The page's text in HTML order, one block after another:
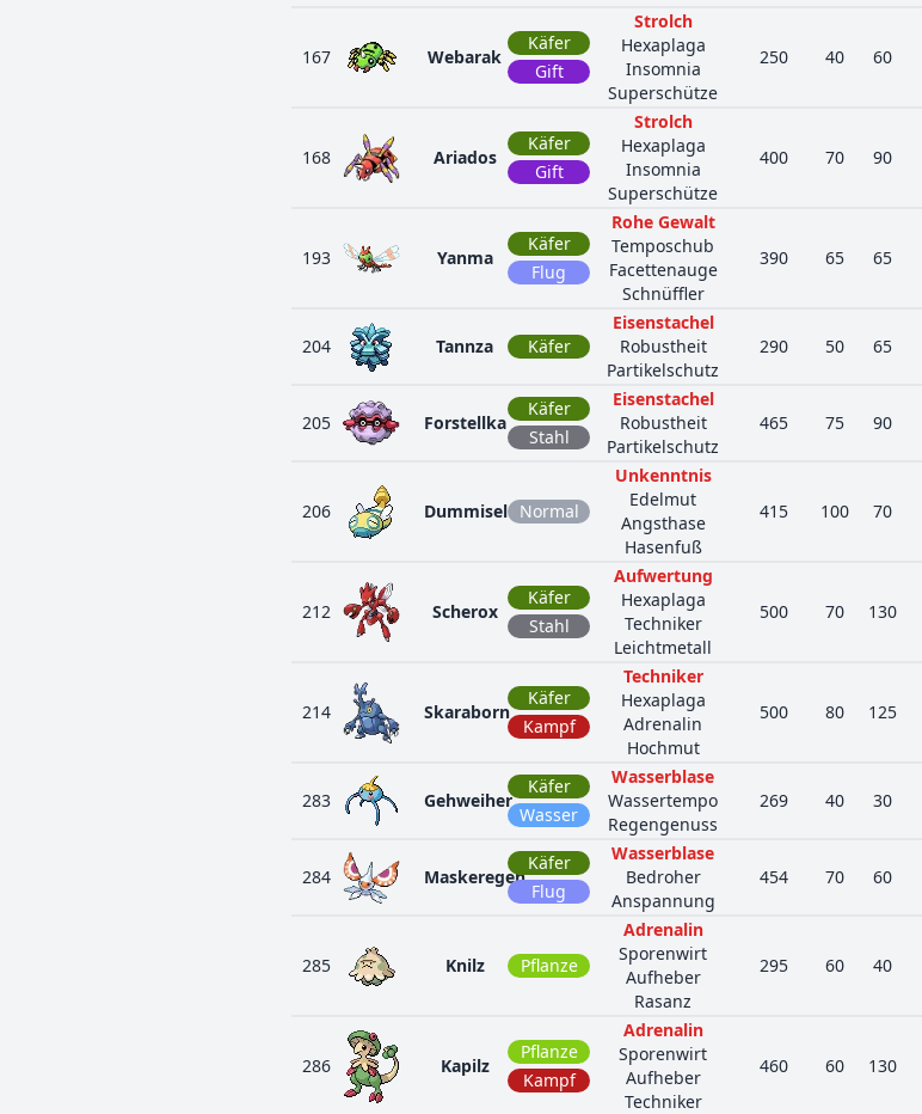
167 Webarak
Käfer
Gift
Strolch
Hexaplaga
Insomnia
Superschütze
250 40 60
168 Ariados
Käfer
Gift
Strolch
Hexaplaga
Insomnia
Superschütze
400 70 90
193 Yanma
Käfer
Flug
Rohe Gewalt
Temposchub
Facettenauge
Schnüffler
390 65 65
204 Tannza Käfer
Eisenstachel
Robustheit
Partikelschutz
290 50 65
205 Forstellka
Käfer
Stahl
Eisenstachel
Robustheit
Partikelschutz
465 75 90
206 Dummisel Normal
Unkenntnis
Edelmut
Angsthase
Hasenfuß
415 100 70
212 Scherox
Käfer
Stahl
Aufwertung
Hexaplaga
Techniker
Leichtmetall
500 70 130
214 Skaraborn
Käfer
Kampf
Techniker
Hexaplaga
Adrenalin
Hochmut
500 80 125
283 Gehweiher
Käfer
Wasser
Wasserblase
Wassertempo
Regengenuss
269 40 30
284 Maskeregen
Käfer
Flug
Wasserblase
Bedroher
Anspannung
454 70 60
285 Knilz Pflanze
Adrenalin
Sporenwirt
Aufheber
Rasanz
295 60 40
286 Kapilz
Pflanze
Kampf
Adrenalin
Sporenwirt
Aufheber
Techniker
460 60 130